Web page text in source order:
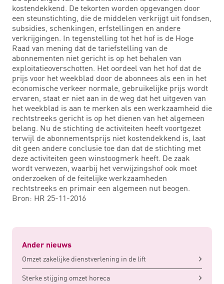
kostendekkend. De tekorten worden opgevangen door
een steunstichting, die de middelen verkrijgt uit fondsen,
subsidies, schenkingen, erfstellingen en andere
verkrijgingen. In tegenstelling tot het hof is de Hoge
Raad van mening dat de tariefstelling van de
abonnementen niet gericht is op het behalen van
exploitatieoverschotten. Het oordeel van het hof dat de
prijs voor het weekblad door de abonnees als een in het
economische verkeer normale, gebruikelijke prijs wordt
ervaren, staat er niet aan in de weg dat het uitgeven van
het weekblad is aan te merken als een werkzaamheid die
rechtstreeks gericht is op het dienen van het algemeen
belang. Nu de stichting de activiteiten heeft voortgezet
terwijl de abonnementsprijs niet kostendekkend is, laat
dit geen andere conclusie toe dan dat de stichting met
deze activiteiten geen winstoogmerk heeft. De zaak
wordt verwezen, waarbij het verwijzingshof ook moet
onderzoeken of de feitelijke werkzaamheden
rechtstreeks en primair een algemeen nut beogen.
Bron: HR 25-11-2016
Ander nieuws
Omzet zakelijke dienstverlening in de lift
Sterke stijging omzet horeca